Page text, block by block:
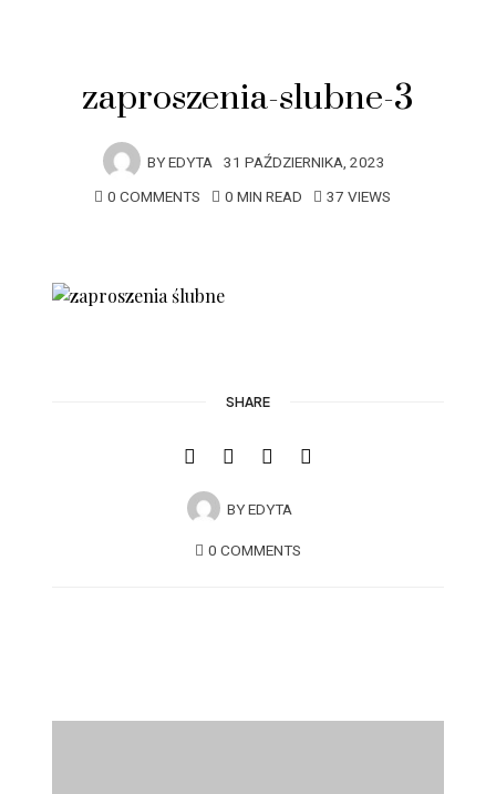
zaproszenia-slubne-3
BYEDYTA 31 PAŹDZIERNIKA, 2023
0 COMMENTS
0 MIN READ 37 VIEWS
SHARE
BYEDYTA
0 COMMENTS